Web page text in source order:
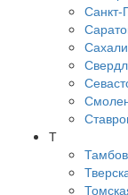
Санкт-
Т